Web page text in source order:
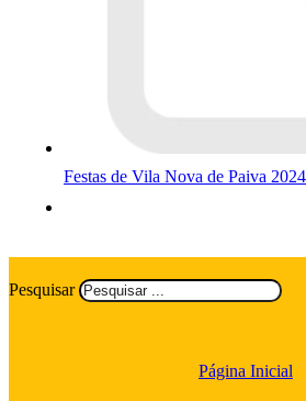
Festas de Vila Nova de Paiva 2024
Pesquisar
Página Inicial